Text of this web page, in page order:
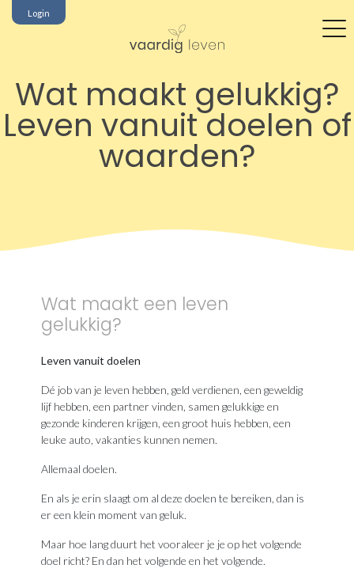
Login
Wat maakt gelukkig?
Leven vanuit doelen of
waarden?
Wat maakt een leven
gelukkig?
Leven vanuit doelen
Dé job van je leven hebben, geld verdienen, een geweldig
lijf hebben, een partner vinden, samen gelukkige en
gezonde kinderen krijgen, een groot huis hebben, een
leuke auto, vakanties kunnen nemen.
Allemaal doelen.
En als je erin slaagt om al deze doelen te bereiken, dan is
er een klein moment van geluk.
Maar hoe lang duurt het vooraleer je je op het volgende
doel richt? En dan het volgende en het volgende.